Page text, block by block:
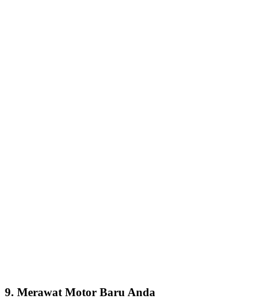
9. Merawat Motor Baru Anda